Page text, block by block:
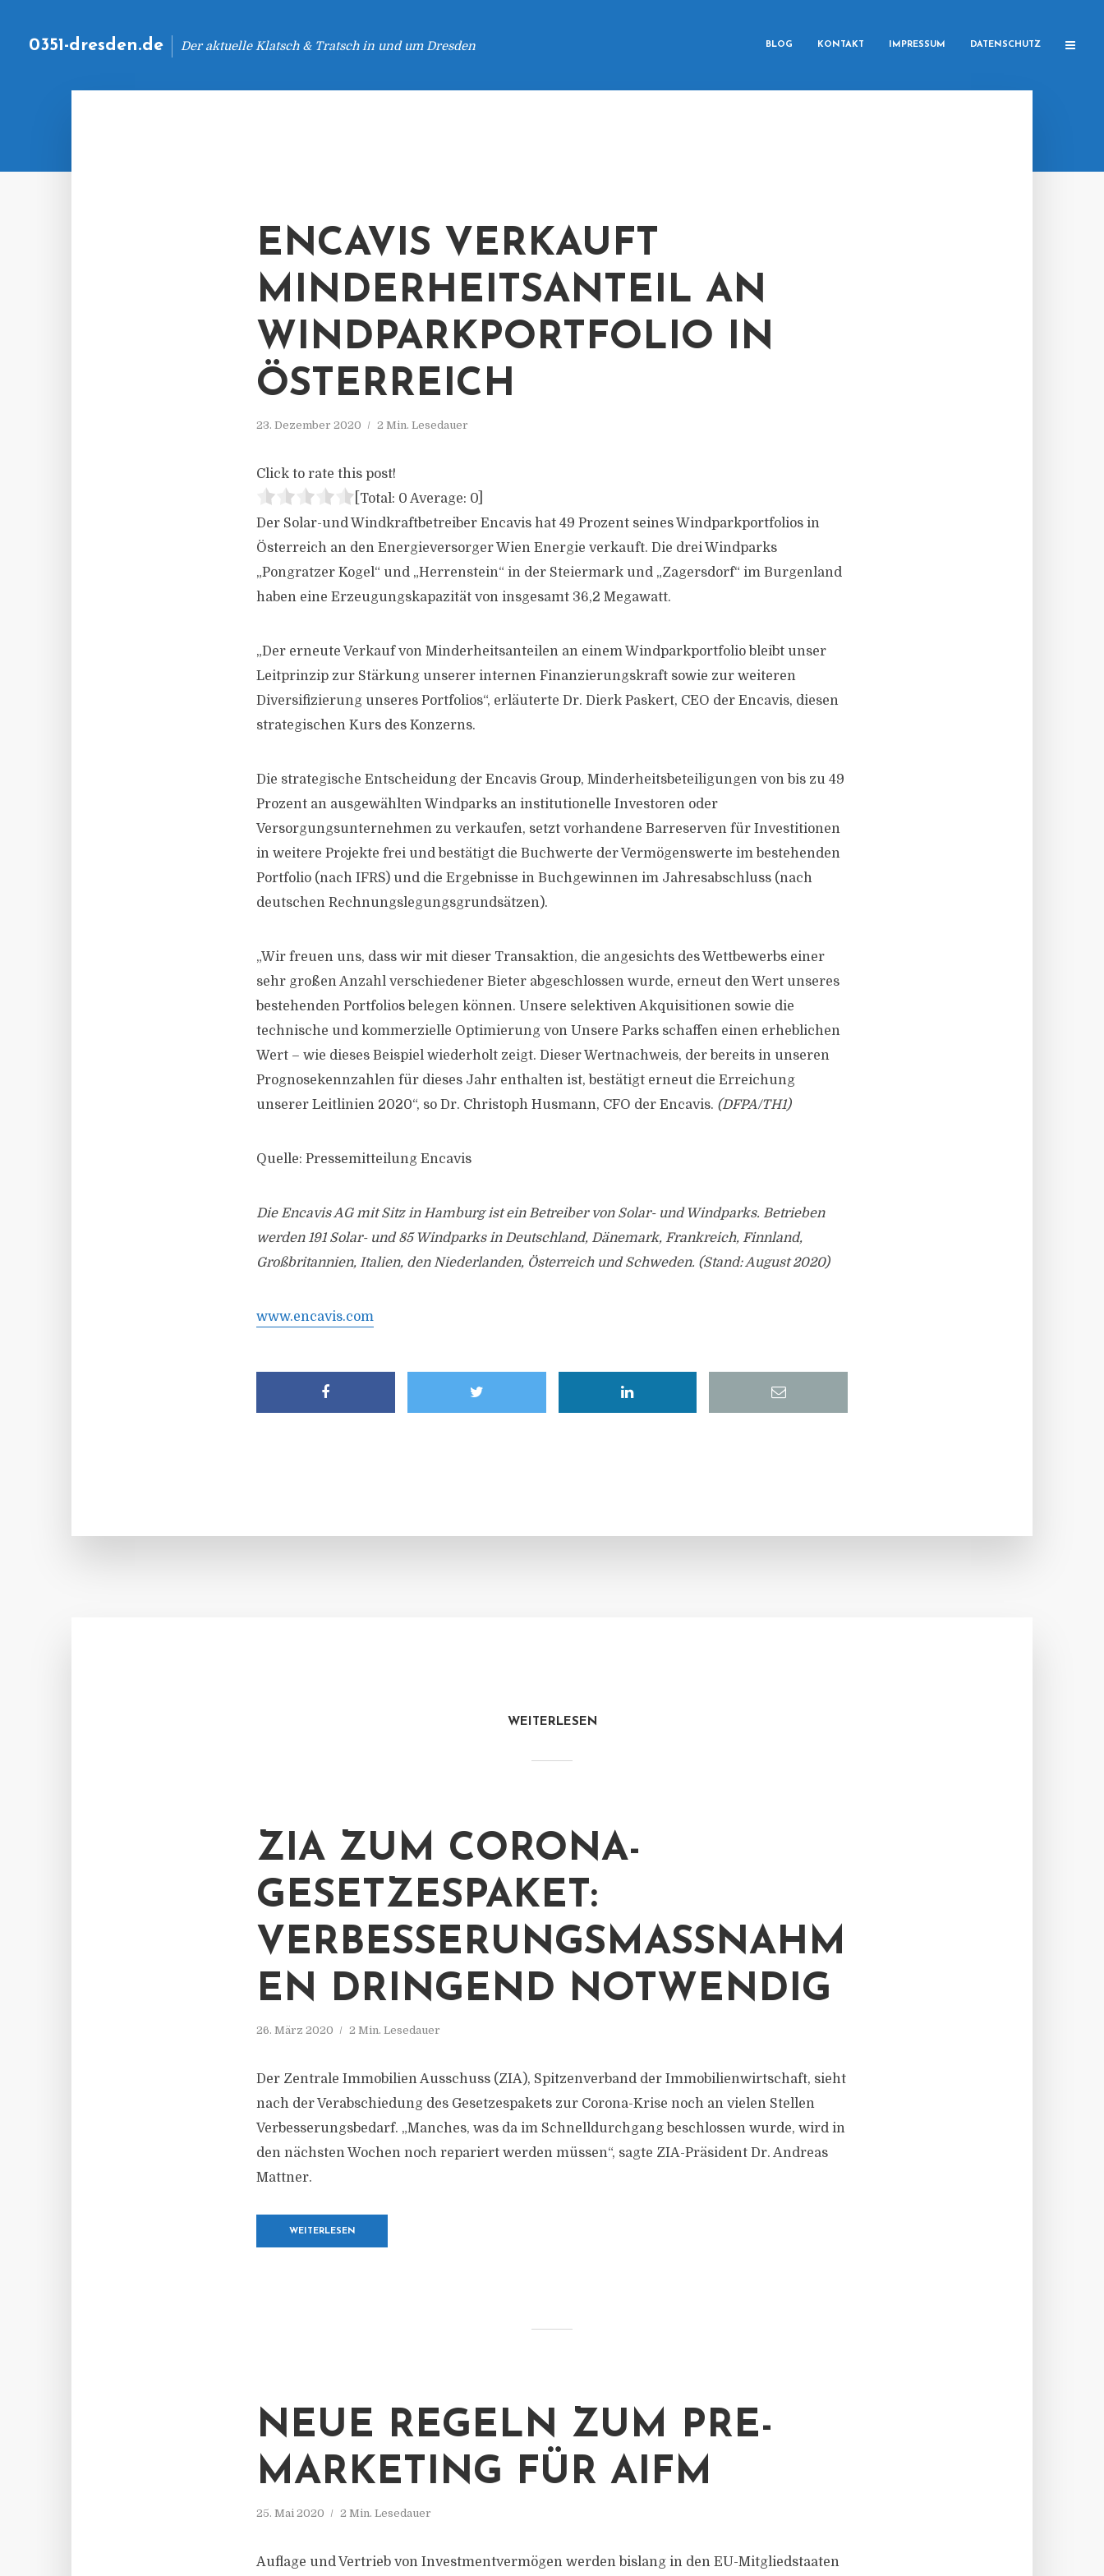
0351-dresden.de Der aktuelle Klatsch & Tratsch in und um Dresden BLOG KONTAKT IMPRESSUM DATENSCHUTZ
ENCAVIS VERKAUFT
MINDERHEITSANTEIL AN
WINDPARKPORTFOLIO IN
ÖSTERREICH
23. Dezember 2020 2 Min. Lesedauer
Click to rate this post!
[Total: 0 Average: 0
Der Solar-und Windkraftbetreiber Encavis hat 49 Prozent seines Windparkportfolios in
Österreich an den Energieversorger Wien Energie verkauft. Die drei Windparks
„Pongratzer Kogel“ und „Herrenstein“ in der Steiermark und „Zagersdorf“ im Burgenland
haben eine Erzeugungskapazität von insgesamt 36,2 Megawatt.
„Der erneute Verkauf von Minderheitsanteilen an einem Windparkportfolio bleibt unser
Leitprinzip zur Stärkung unserer internen Finanzierungskraft sowie zur weiteren
Diversifizierung unseres Portfolios“, erläuterte Dr. Dierk Paskert, CEO der Encavis, diesen
strategischen Kurs des Konzerns.
Die strategische Entscheidung der Encavis Group, Minderheitsbeteiligungen von bis zu 49
Prozent an ausgewählten Windparks an institutionelle Investoren oder
Versorgungsunternehmen zu verkaufen, setzt vorhandene Barreserven für Investitionen
in weitere Projekte frei und bestätigt die Buchwerte der Vermögenswerte im bestehenden
Portfolio (nach IFRS) und die Ergebnisse in Buchgewinnen im Jahresabschluss (nach
deutschen Rechnungslegungsgrundsätzen).
„Wir freuen uns, dass wir mit dieser Transaktion, die angesichts des Wettbewerbs einer
sehr großen Anzahl verschiedener Bieter abgeschlossen wurde, erneut den Wert unseres
bestehenden Portfolios belegen können. Unsere selektiven Akquisitionen sowie die
technische und kommerzielle Optimierung von Unsere Parks schaffen einen erheblichen
Wert – wie dieses Beispiel wiederholt zeigt. Dieser Wertnachweis, der bereits in unseren
Prognosekennzahlen für dieses Jahr enthalten ist, bestätigt erneut die Erreichung
unserer Leitlinien 2020“, so Dr. Christoph Husmann, CFO der Encavis. (DFPA/TH1)
Quelle: Pressemitteilung Encavis
Die Encavis AG mit Sitz in Hamburg ist ein Betreiber von Solar- und Windparks. Betrieben
werden 191 Solar- und 85 Windparks in Deutschland, Dänemark, Frankreich, Finnland,
Großbritannien, Italien, den Niederlanden, Österreich und Schweden. (Stand: August 2020)
www.encavis.com
WEITERLESEN
ZIA ZUM CORONA-
GESETZESPAKET:
VERBESSERUNGSMASSNAHME
N DRINGEND NOTWENDIG
26. März 2020 2 Min. Lesedauer
Der Zentrale Immobilien Ausschuss (ZIA), Spitzenverband der Immobilienwirtschaft, sieht
nach der Verabschiedung des Gesetzespakets zur Corona-Krise noch an vielen Stellen
Verbesserungsbedarf. „Manches, was da im Schnelldurchgang beschlossen wurde, wird in
den nächsten Wochen noch repariert werden müssen“, sagte ZIA-Präsident Dr. Andreas
Mattner.
WEITERLESEN
NEUE REGELN ZUM PRE-
MARKETING FÜR AIFM
25. Mai 2020 2 Min. Lesedauer
Auflage und Vertrieb von Investmentvermögen werden bislang in den EU-Mitgliedstaaten